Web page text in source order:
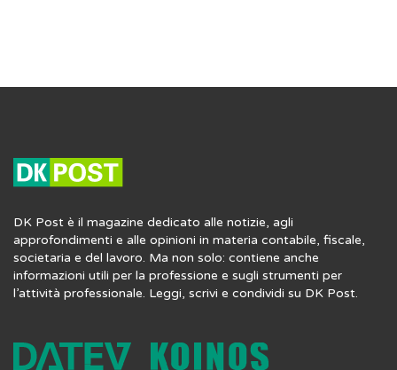
DK Post è il magazine dedicato alle notizie, agli
approfondimenti e alle opinioni in materia contabile, fiscale,
societaria e del lavoro. Ma non solo: contiene anche
informazioni utili per la professione e sugli strumenti per
l’attività professionale. Leggi, scrivi e condividi su DK Post.